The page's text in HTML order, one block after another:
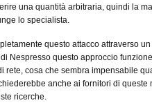
una quantità arbitraria, quindi la
lo specialista.
questo attacco attraverso
Nespresso questo approccio
rete, cosa che sembra impensabile
anche ai fornitori di queste
ricerche.